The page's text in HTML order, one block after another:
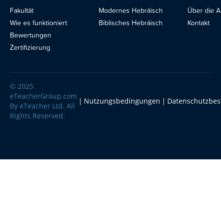
Blog
Fakultät
Wie es funktioniert
Bewertungen
Zertifizierung
Modernes Hebräisch
Biblisches Hebräisch
Über die
Kontakt
© 2025
eTeacherGroup.com
By eTeacher Ltd. All
Rights Reserved.
Nutzungsbedingungen